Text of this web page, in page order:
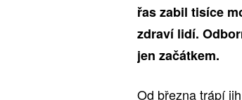
řas zabil tisíce
zdraví lidí.
jen začátkem.
Od března trápí